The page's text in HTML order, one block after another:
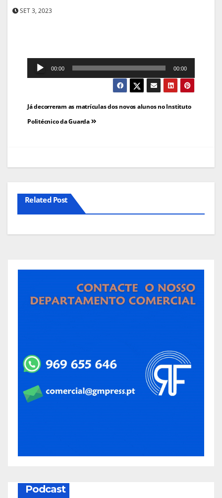
SET 3, 2023
Reprodutor
de
00:00 00:00
Navegação
de
Já decorreram as matrículas dos novos alunos no Instituto
Politécnico da Guarda
Related Post
Podcast